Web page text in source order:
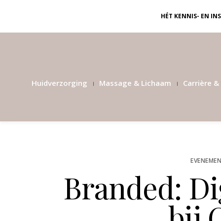
HÉT KENNIS- EN
Huidverzorging Massage & Lichaam Carrière
Branded: